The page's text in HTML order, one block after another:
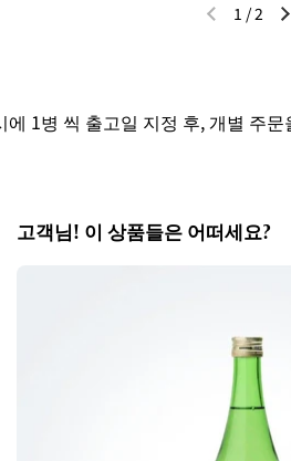
이전 슬라이
1 /2
1병 씩 출고일 지정 후, 개별 주문
고객님! 이 상품들은 어떠세요?